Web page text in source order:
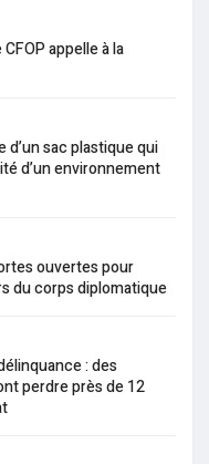
appelle à la
d’un sac plastique qui
d’un environnement
ouvertes pour
du corps diplomatique
: des
perdre près de 12